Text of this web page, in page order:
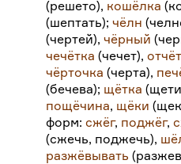
(решето), кошёлка
(шептать);чёлн
(чертей),чёрный
чечётка (чечет),отчёт
чёрточка (черта),
(бечева); щётка
пощёчина, щёки
форм:сжёг, поджёг,
(сжечь, поджечь),
разжёвывать